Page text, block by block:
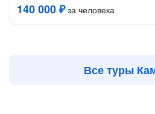
140 000 ₽за человека
Все туры